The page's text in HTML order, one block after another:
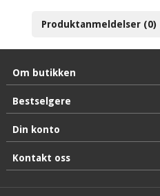
Produktanmeldelser (0)
Om butikken
Bestselgere
Din konto
Kontakt oss